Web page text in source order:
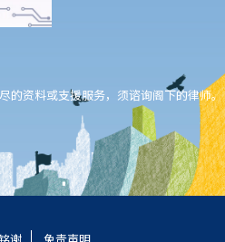
的资料或支援服务，须谘询阁下的律师。